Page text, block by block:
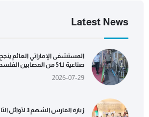
Latest News
المستشفى الإماراتي العائم
صناعية لـ51 من المصابين الفلسطينيين
2026-07-29
زيارة الفارس الشهم 3 لأوائل الثانوية العامة بغزة